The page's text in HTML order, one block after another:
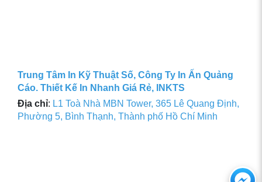
Trung Tâm In Kỹ Thuật Số, Công Ty In Ấn Quảng
Cáo. Thiết Kế In Nhanh Giá Rẻ, INKTS
Địa chỉ: L1 Toà Nhà MBN Tower, 365 Lê Quang Định,
Phường 5, Bình Thạnh, Thành phố Hồ Chí Minh